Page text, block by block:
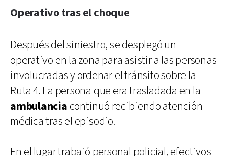
Operativo tras el choque
Después del siniestro, se desplegó un
operativo en la zona para asistir a las personas
involucradas y ordenar el tránsito sobre la
Ruta 4. La persona que era trasladada en la
ambulancia continuó recibiendo atención
médica tras el episodio.
En el lugar trabajó personal policial, efectivos